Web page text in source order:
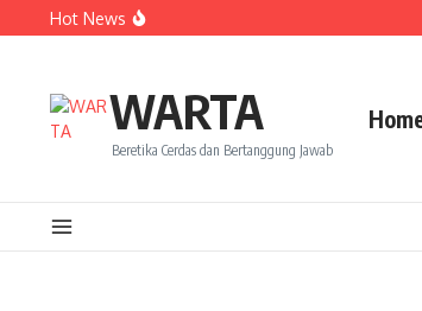
Lewati ke konten
Hot News
Amanah Baru Arskal Salim untuk
WARTA
Beretika Cerdas dan Bertanggung Jawab